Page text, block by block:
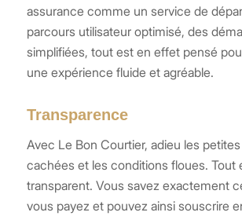
assurance comme un service de
parcours utilisateur optimisé, des
simplifiées, tout est en effet pensé
une expérience fluide et agréable.
Transparence
Avec Le Bon Courtier, adieu les
cachées et les conditions floues. Tout
transparent. Vous savez exactement
vous payez et pouvez ainsi souscrire